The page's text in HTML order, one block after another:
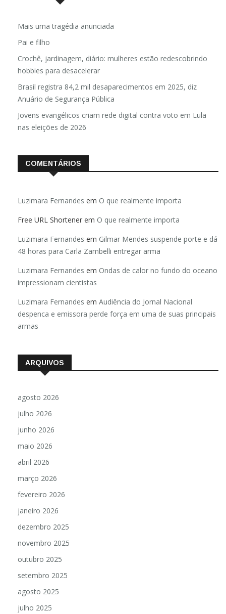
Mais uma tragédia anunciada
Pai e filho
Crochê, jardinagem, diário: mulheres estão redescobrindo
hobbies para desacelerar
Brasil registra 84,2 mil desaparecimentos em 2025, diz
Anuário de Segurança Pública
Jovens evangélicos criam rede digital contra voto em Lula
nas eleições de 2026
COMENTÁRIOS
Luzimara Fernandes em O que realmente importa
Free URL Shortener em O que realmente importa
Luzimara Fernandes em Gilmar Mendes suspende porte e dá
48 horas para Carla Zambelli entregar arma
Luzimara Fernandes em Ondas de calor no fundo do oceano
impressionam cientistas
Luzimara Fernandes em Audiência do Jornal Nacional
despenca e emissora perde força em uma de suas principais
armas
ARQUIVOS
agosto 2026
julho 2026
junho 2026
maio 2026
abril 2026
março 2026
fevereiro 2026
janeiro 2026
dezembro 2025
novembro 2025
outubro 2025
setembro 2025
agosto 2025
julho 2025